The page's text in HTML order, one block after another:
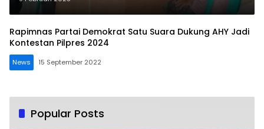
Rapimnas Partai Demokrat Satu Suara Dukung AHY Jadi
Kontestan Pilpres 2024
News 15 September 2022
Popular Posts